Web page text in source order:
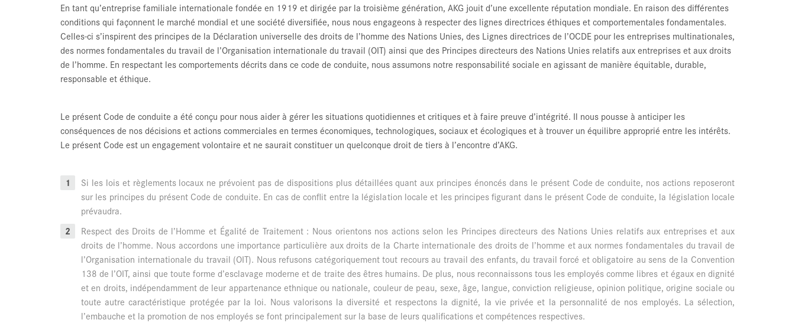
En tant qu’entreprise familiale internationale fondée en 1919 et dirigée par la troisième génération, AKG jouit d’une excellente réputation mondiale. En raison des différentes
conditions qui façonnent le marché mondial et une société diversifiée, nous nous engageons à respecter des lignes directrices éthiques et comportementales fondamentales.
Celles-ci s’inspirent des principes de la Déclaration universelle des droits de l’homme des Nations Unies, des Lignes directrices de l’OCDE pour les entreprises multinationales,
des normes fondamentales du travail de l’Organisation internationale du travail (OIT) ainsi que des Principes directeurs des Nations Unies relatifs aux entreprises et aux droits
de l’homme. En respectant les comportements décrits dans ce code de conduite, nous assumons notre responsabilité sociale en agissant de manière équitable, durable,
responsable et éthique.
Le présent Code de conduite a été conçu pour nous aider à gérer les situations quotidiennes et critiques et à faire preuve d’intégrité. Il nous pousse à anticiper les
conséquences de nos décisions et actions commerciales en termes économiques, technologiques, sociaux et écologiques et à trouver un équilibre approprié entre les intérêts.
Le présent Code est un engagement volontaire et ne saurait constituer un quelconque droit de tiers à l’encontre d’AKG.
Si les lois et règlements locaux ne prévoient pas de dispositions plus détaillées quant aux principes énoncés dans le présent Code de conduite, nos actions reposeront
sur les principes du présent Code de conduite. En cas de conflit entre la législation locale et les principes figurant dans le présent Code de conduite, la législation locale
prévaudra.
Respect des Droits de l’Homme et Égalité de Traitement : Nous orientons nos actions selon les Principes directeurs des Nations Unies relatifs aux entreprises et aux
droits de l’homme. Nous accordons une importance particulière aux droits de la Charte internationale des droits de l’homme et aux normes fondamentales du travail de
l’Organisation internationale du travail (OIT). Nous refusons catégoriquement tout recours au travail des enfants, du travail forcé et obligatoire au sens de la Convention
138 de l’OIT, ainsi que toute forme d’esclavage moderne et de traite des êtres humains. De plus, nous reconnaissons tous les employés comme libres et égaux en dignité
et en droits, indépendamment de leur appartenance ethnique ou nationale, couleur de peau, sexe, âge, langue, conviction religieuse, opinion politique, origine sociale ou
toute autre caractéristique protégée par la loi. Nous valorisons la diversité et respectons la dignité, la vie privée et la personnalité de nos employés. La sélection,
l’embauche et la promotion de nos employés se font principalement sur la base de leurs qualifications et compétences respectives.